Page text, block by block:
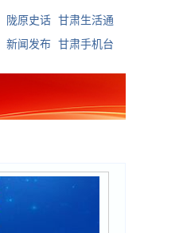
陇原史话 甘肃生活通
新闻发布 甘肃手机台